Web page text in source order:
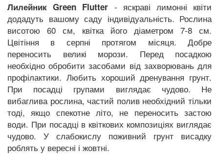
Лилейник Green Flutter - яскраві лимонні квіти
додадуть вашому саду індивідуальність. Рослина
висотою 60 см, квітка його діаметром 7-8 см.
Цвітіння в серпні протягом місяця. Добре
переносить великі морози. Перед посадкою
необхідно обробити засобами від захворювань для
профілактики. Любить хороший дренування грунт.
При посадці групами виглядає чудово. Не
вибаглива рослина, частий полив необхідний тільки
тоді, якщо спекотне літо, не переносить застою
води. При посадці в квіткових композиціях виглядає
чудово. У слабокислу поживний грунт висадку
роблять у вересні і жовтні.